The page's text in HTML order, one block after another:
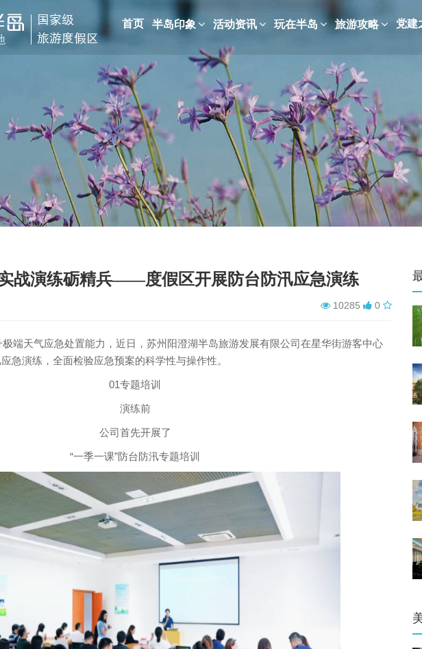
首页 半岛印象 活动资讯 玩在半岛 旅游攻略 党建
战演练砺精兵——度假区开展防台防汛应急演练
10285 0
天气应急处置能力，近日，苏州阳澄湖半岛旅游发展有限公司在星华街游客中心
急演练，全面检验应急预案的科学性与操作性。
01专题培训
演练前
公司首先开展了
“一季一课”防台防汛专题培训